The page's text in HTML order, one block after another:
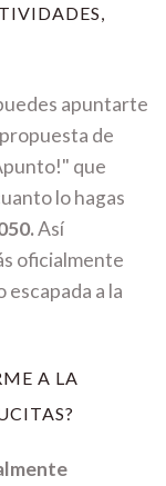
apuntarte
de
que
lo hagas
Así
oficialmente
a la
A LA